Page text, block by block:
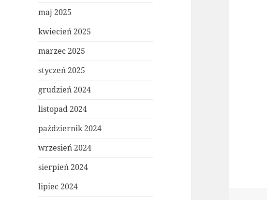
maj 2025
kwiecień 2025
marzec 2025
styczeń 2025
grudzień 2024
listopad 2024
październik 2024
wrzesień 2024
sierpień 2024
lipiec 2024